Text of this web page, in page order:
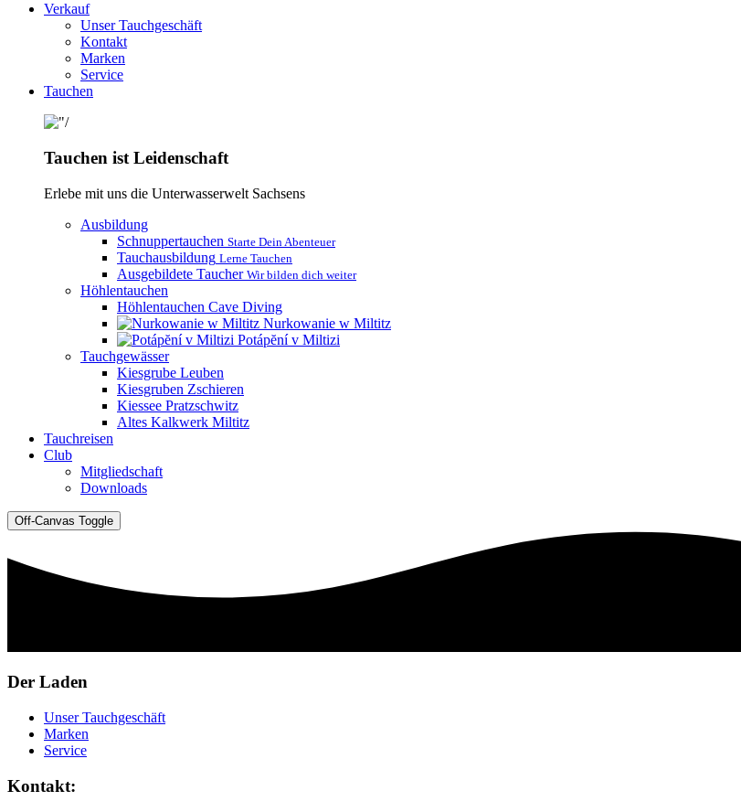
Verkauf
Unser Tauchgeschäft
Kontakt
Marken
Service
Tauchen
Tauchen ist Leidenschaft
Erlebe mit uns die Unterwasserwelt Sachsens
Ausbildung
Schnuppertauchen Starte Dein Abenteuer
Tauchausbildung Lerne Tauchen
Ausgebildete Taucher Wir bilden dich weiter
Höhlentauchen
Höhlentauchen Cave Diving
Nurkowanie w Miltitz
Potápĕní v Miltizi
Tauchgewässer
Kiesgrube Leuben
Kiesgruben Zschieren
Kiessee Pratzschwitz
Altes Kalkwerk Miltitz
Tauchreisen
Club
Mitgliedschaft
Downloads
Off-Canvas Toggle
Der Laden
Unser Tauchgeschäft
Marken
Service
Kontakt: